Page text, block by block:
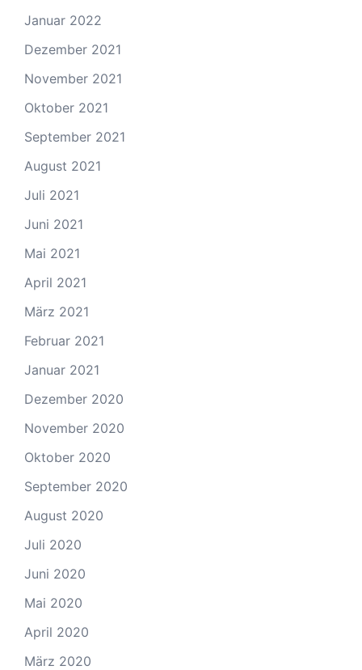
Januar 2022
Dezember 2021
November 2021
Oktober 2021
September 2021
August 2021
Juli 2021
Juni 2021
Mai 2021
April 2021
März 2021
Februar 2021
Januar 2021
Dezember 2020
November 2020
Oktober 2020
September 2020
August 2020
Juli 2020
Juni 2020
Mai 2020
April 2020
März 2020